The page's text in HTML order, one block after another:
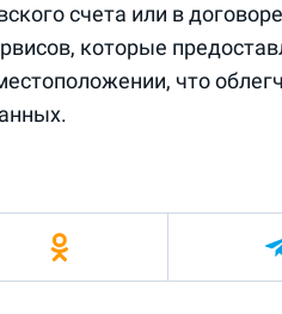
счета или в
которые
что